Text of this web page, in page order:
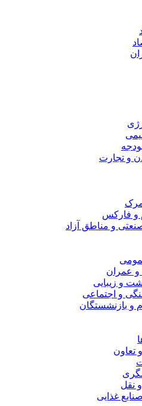
و تجارت
و فارکس
و مناطق آزاد
عمران
و زیبایی
و اجتماعی
و بازنشستگان
تعاون
نقل
غذایی